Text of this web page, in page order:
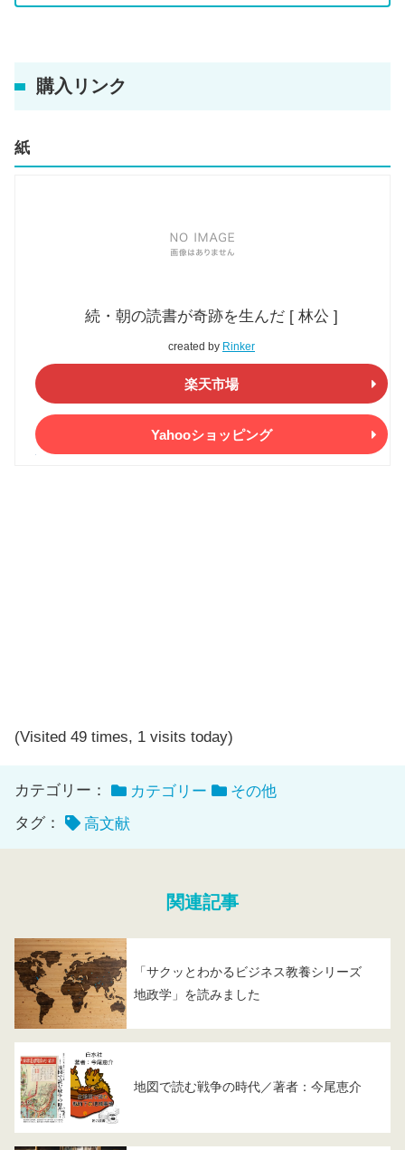
購入リンク
紙
続・朝の読書が奇跡を生んだ [ 林公 ]
created by Rinker
楽天市場
Yahooショッピング
(Visited 49 times, 1 visits today)
カテゴリー： カテゴリー
その他
タグ：
高文献
関連記事
「サクッとわかるビジネス教養シリーズ
地政学」を読みました
地図で読む戦争の時代／著者：今尾恵介